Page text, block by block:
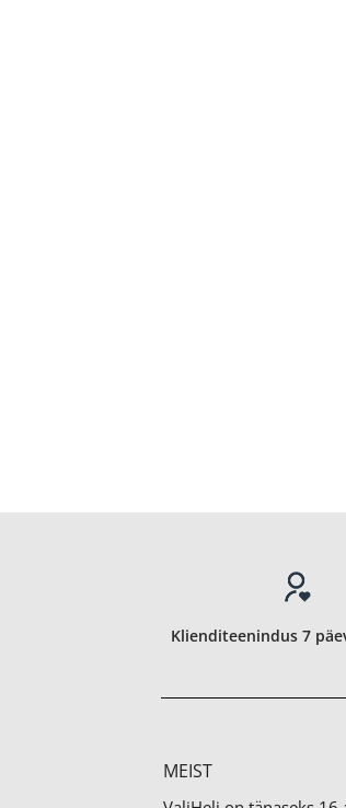
Klienditeenindus 7
MEIST